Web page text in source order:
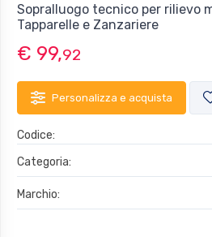
Sopralluogo tecnico per rilievo
Tapparelle e Zanzariere
€ 99,92
Personalizza e acquista
Codice:
Categoria:
Marchio: